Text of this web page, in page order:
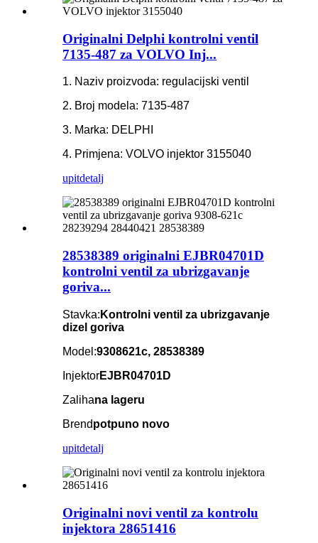
Originalni Delphi kontrolni ventil
7135-487 za VOLVO Inj...
1. Naziv proizvoda: regulacijski ventil
2. Broj modela: 7135-487
3. Marka: DELPHI
4. Primjena: VOLVO injektor 3155040
upitdetalj
28538389 originalni EJBR04701D
kontrolni ventil za ubrizgavanje
goriva...
Stavka: Kontrolni ventil za ubrizgavanje
dizel goriva
Model:9308621c, 28538389
InjektorEJBR04701D
Zalihana lageru
Brendpotpuno novo
upitdetalj
Originalni novi ventil za kontrolu
injektora 28651416